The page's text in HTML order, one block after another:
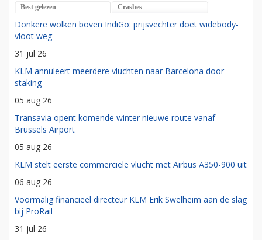
Best gelezen Crashes
Donkere wolken boven IndiGo: prijsvechter doet widebody-
vloot weg
31 jul 26
KLM annuleert meerdere vluchten naar Barcelona door
staking
05 aug 26
Transavia opent komende winter nieuwe route vanaf
Brussels Airport
05 aug 26
KLM stelt eerste commerciële vlucht met Airbus A350-900 uit
06 aug 26
Voormalig financieel directeur KLM Erik Swelheim aan de slag
bij ProRail
31 jul 26